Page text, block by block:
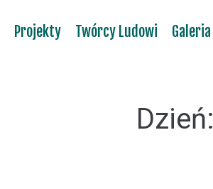
Projekty Twórcy Ludowi Galeria
Dzień: